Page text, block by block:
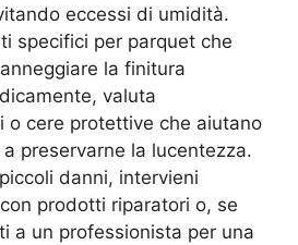
eccessi di umidità.
specifici per parquet che
la finitura
valuta
o cere protettive che aiutano
preservarne la lucentezza.
danni, intervieni
prodotti riparatori o, se
a un professionista per una